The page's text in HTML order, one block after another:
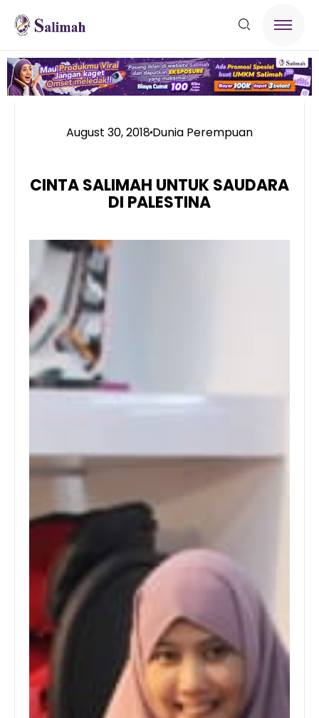
August 30, 2018Dunia Perempuan
CINTA SALIMAH UNTUK SAUDARA
DI PALESTINA